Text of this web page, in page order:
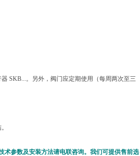
SKB...。另外，阀门应定期使用（每周两次至三
术参数及安装方法请电联咨询。我们可提供售前选